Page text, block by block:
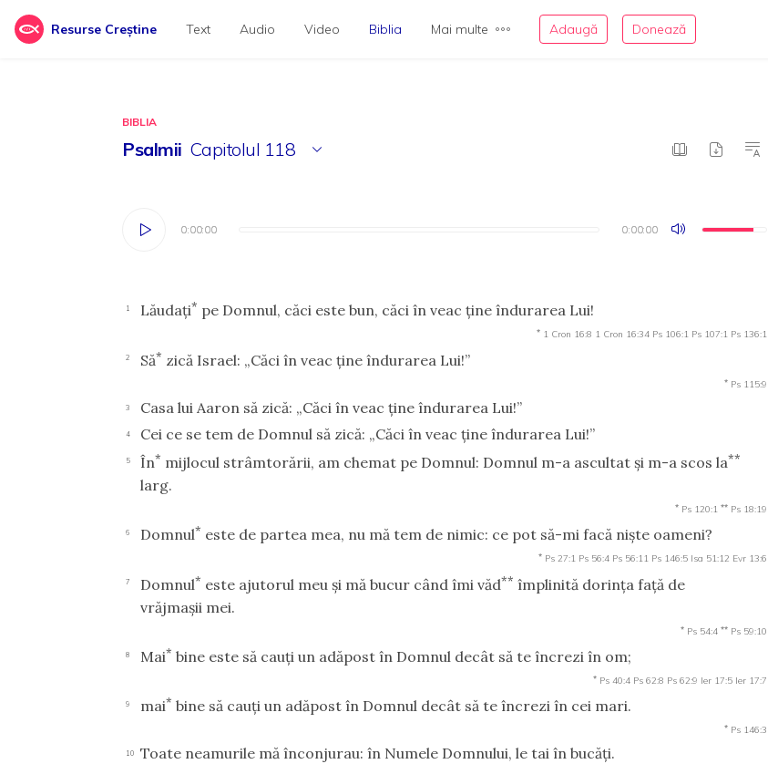
Resurse Creștine Text Audio Video Biblia Mai multe Adaugă Donează
BIBLIA
Psalmii Capitolul 118
0:00:00 0:00:00
0:00:00 0:00:00
1 Lăudaţi* pe Domnul, căci este bun, căci în veac ţine îndurarea Lui!
* 1 Cron 16:8 1 Cron 16:34 Ps 106:1 Ps 107:1 Ps 136:1
2 Să* zică Israel: „Căci în veac ţine îndurarea Lui!”
* Ps 115:9
3 Casa lui Aaron să zică: „Căci în veac ţine îndurarea Lui!”
4 Cei ce se tem de Domnul să zică: „Căci în veac ţine îndurarea Lui!”
5 În* mijlocul strâmtorării, am chemat pe Domnul: Domnul m-a ascultat şi m-a scos la**
larg.
* Ps 120:1 ** Ps 18:19
6 Domnul* este de partea mea, nu mă tem de nimic: ce pot să-mi facă nişte oameni?
* Ps 27:1 Ps 56:4 Ps 56:11 Ps 146:5 Isa 51:12 Evr 13:6
7 Domnul* este ajutorul meu şi mă bucur când îmi văd** împlinită dorinţa faţă de
vrăjmaşii mei.
* Ps 54:4 ** Ps 59:10
8 Mai* bine este să cauţi un adăpost în Domnul decât să te încrezi în om;
* Ps 40:4 Ps 62:8 Ps 62:9 Ier 17:5 Ier 17:7
9 mai* bine să cauţi un adăpost în Domnul decât să te încrezi în cei mari.
* Ps 146:3
10 Toate neamurile mă înconjurau: în Numele Domnului, le tai în bucăţi.